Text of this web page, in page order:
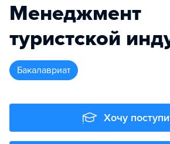
Менеджмент
туристской
бакалавриат
Хочу